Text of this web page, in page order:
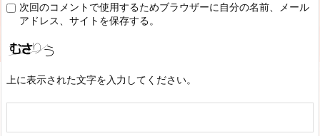
次回のコメントで使用するためブラウザーに自分の名前、メール
アドレス、サイトを保存する。
上に表示された文字を入力してください。